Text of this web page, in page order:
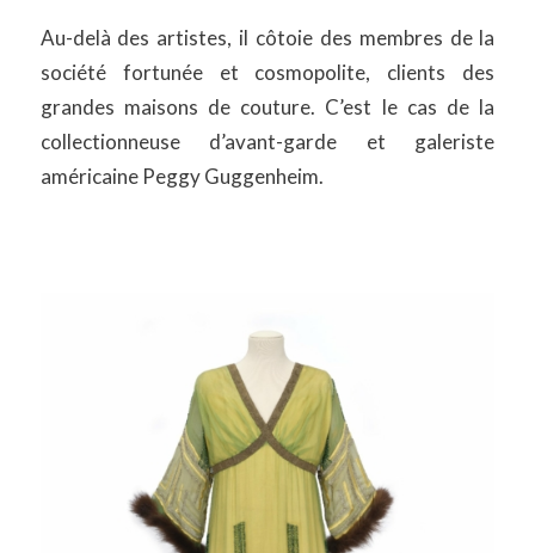
Au-delà des artistes, il côtoie des membres de la
société fortunée et cosmopolite, clients des
grandes maisons de couture. C’est le cas de la
collectionneuse d’avant-garde et galeriste
américaine Peggy Guggenheim.